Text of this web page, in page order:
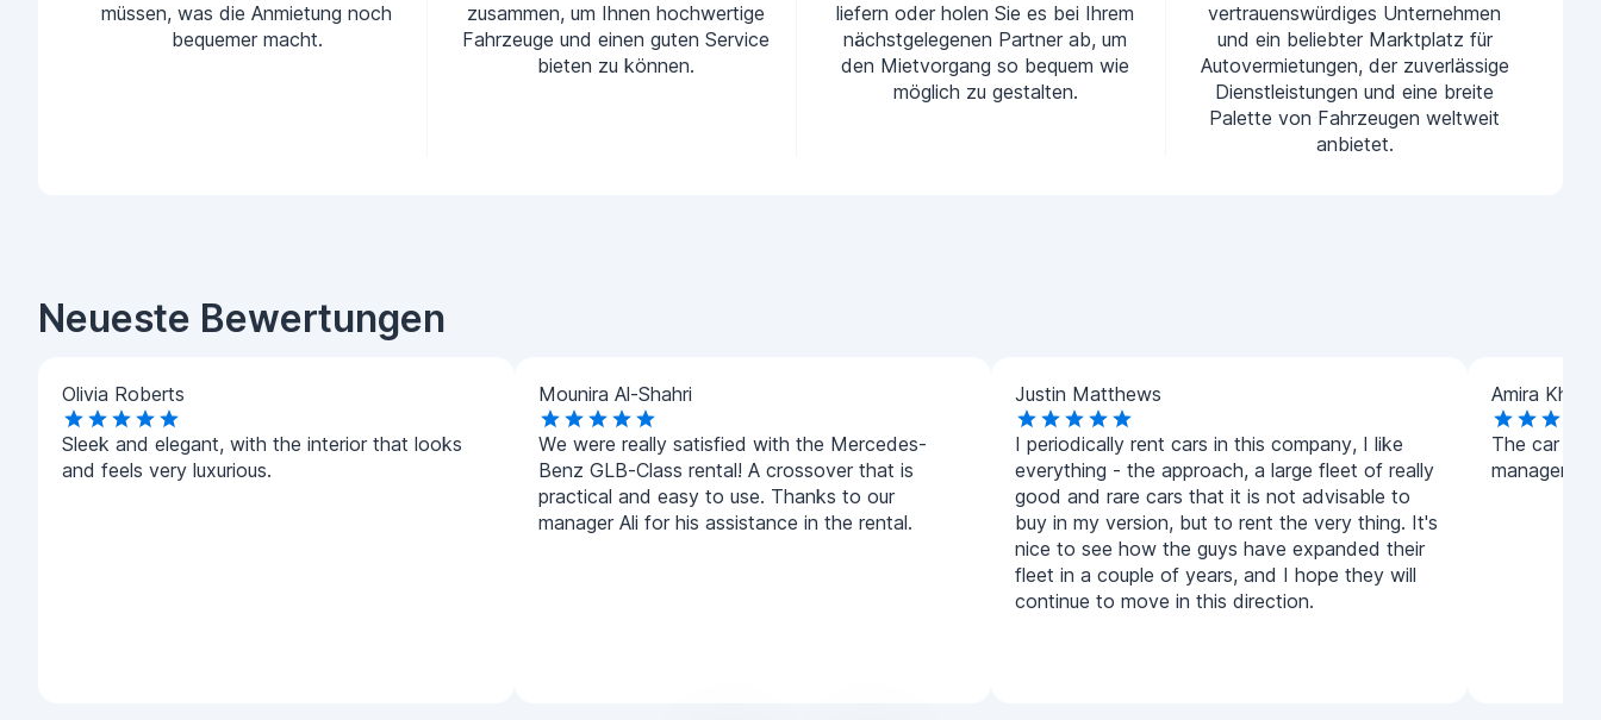
müssen, was die Anmietung noch
bequemer macht.
zusammen, um Ihnen hochwertige
Fahrzeuge und einen guten Service
bieten zu können.
liefern oder holen Sie es bei Ihrem
nächstgelegenen Partner ab, um
den Mietvorgang so bequem wie
möglich zu gestalten.
vertrauenswürdiges Unternehmen
und ein beliebter Marktplatz für
Autovermietungen, der zuverlässige
Dienstleistungen und eine breite
Palette von Fahrzeugen weltweit
anbietet.
Neueste Bewertungen
Olivia Roberts
Sleek and elegant, with the interior that looks
and feels very luxurious.
Mounira Al-Shahri
We were really satisfied with the Mercedes-
Benz GLB-Class rental! A crossover that is
practical and easy to use. Thanks to our
manager Ali for his assistance in the rental.
Justin Matthews
I periodically rent cars in this company, I like
everything - the approach, a large fleet of really
good and rare cars that it is not advisable to
buy in my version, but to rent the very thing. It's
nice to see how the guys have expanded their
fleet in a couple of years, and I hope they will
continue to move in this direction.
Amira Khalid
The car
manager